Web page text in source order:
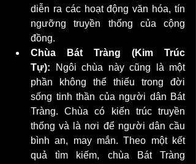
diễn ra các hoạt động văn hóa, tín
ngưỡng truyền thống của cộng
đồng.
Chùa Bát Tràng (Kim Trúc
Tự): Ngôi chùa này cũng là một
phần không thể thiếu trong đời
sống tinh thần của người dân Bát
Tràng. Chùa có kiến trúc truyền
thống và là nơi để người dân cầu
bình an, may mắn. Theo một kết
quả tìm kiếm, chùa Bát Tràng